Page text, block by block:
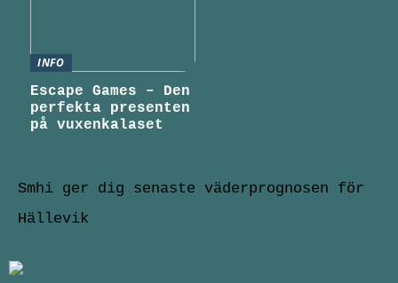
INFO
Escape Games – Den
perfekta presenten
på vuxenkalaset
Smhi ger dig senaste väderprognosen för
Hällevik